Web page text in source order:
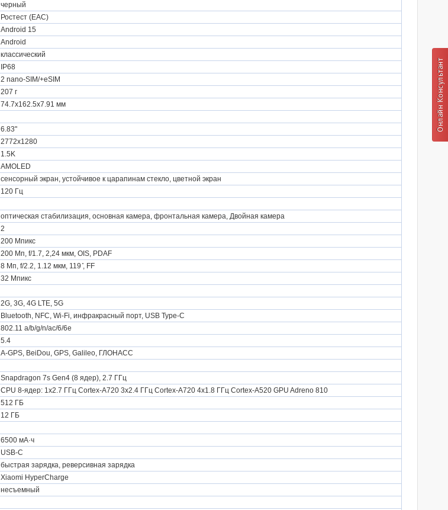
черный
Ростест (EAC)
Android 15
Android
классический
IP68
2 nano-SIM/+eSIM
207 г
74.7x162.5x7.91 мм
6.83"
2772x1280
1.5K
AMOLED
сенсорный экран, устойчивое к царапинам стекло, цветной экран
120 Гц
оптическая стабилизация, основная камера, фронтальная камера, Двойная камера
2
200 Мпикс
200 Мп, f/1.7, 2,24 мкм, OIS, PDAF
8 Мп, f/2.2, 1.12 мкм, 119 ̊, FF
32 Мпикс
2G, 3G, 4G LTE, 5G
Bluetooth, NFC, Wi-Fi, инфракрасный порт, USB Type-C
802.11 a/b/g/n/ac/6/6e
5.4
A-GPS, BeiDou, GPS, Galileo, ГЛОНАСС
Snapdragon 7s Gen4 (8 ядер), 2.7 ГГц
CPU 8-ядер: 1x2.7 ГГц Cortex-A720 3x2.4 ГГц Cortex-A720 4x1.8 ГГц Cortex-A520 GPU Adreno 810
512 ГБ
12 ГБ
6500 мА·ч
USB-C
быстрая зарядка, реверсивная зарядка
Xiaomi HyperCharge
несъемный